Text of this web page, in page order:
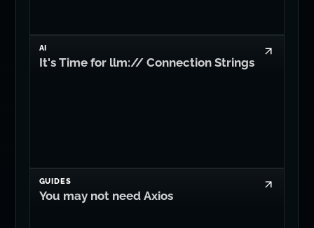
AI
It's Time for llm:// Connection Strings
GUIDES
You may not need Axios